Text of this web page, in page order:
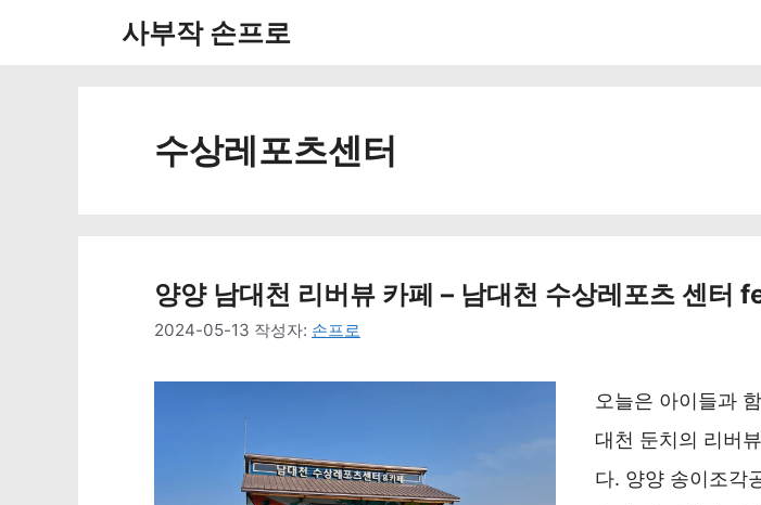
사부작 손프로
수상레포츠센터
양양 남대천 리버뷰 카페 – 남대천 수상레포츠 센터
2024-05-13 작성자: 손프로
오늘은 아이들과
대천 둔치의 리버
다. 양양 송이조각